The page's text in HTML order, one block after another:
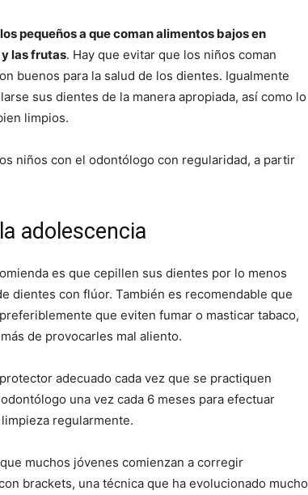
pequeños a que coman alimentos bajos en
las frutas. Hay que evitar que los niños coman
buenos para la salud de los dientes. Igualmente
sus dientes de la manera apropiada, así como lo
limpios.
niños con el odontólogo con regularidad, a partir
adolescencia
es que cepillen sus dientes por lo menos
dientes con flúor. También es recomendable que
que eviten fumar o masticar tabaco,
de provocarles mal aliento.
adecuado cada vez que se practiquen
una vez cada 6 meses para efectuar
regularmente.
muchos jóvenes comienzan a corregir
brackets, una técnica que ha evolucionado mucho